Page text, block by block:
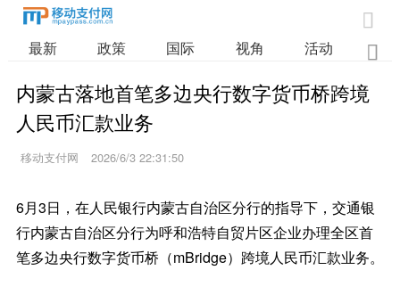

最新 政策 国际 视角 活动 业

内蒙古落地首笔多边央行数字货币桥跨境
人民币汇款业务
移动支付网 2026/6/3 22:31:50
6月3日，在人民银行内蒙古自治区分行的指导下，交通银
行内蒙古自治区分行为呼和浩特自贸片区企业办理全区首
笔多边央行数字货币桥（mBridge）跨境人民币汇款业务。